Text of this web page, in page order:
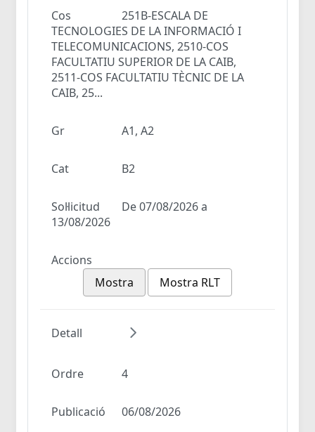
Cos
251B-ESCALA DE
TECNOLOGIES DE LA INFORMACIÓ I
TELECOMUNICACIONS, 2510-COS
FACULTATIU SUPERIOR DE LA CAIB,
2511-COS FACULTATIU TÈCNIC DE LA
CAIB, 25...
Gr A1, A2
Cat B2
Sol·licitud
De 07/08/2026 a
13/08/2026
Accions
Mostra
Mostra RLT
Detall
Ordre 4
Publicació 06/08/2026